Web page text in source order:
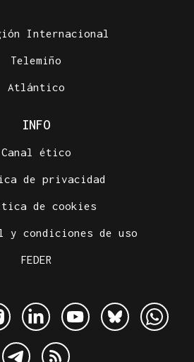
Internacional
Telemiño
Atlántico
INFO
Canal ético
de privacidad
de cookies
y condiciones de uso
FEDER